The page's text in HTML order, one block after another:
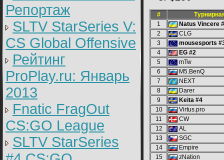
Репортаж
SLTV StarSeries V:
CS Global Offensive
Рейтинг
ProPlay.ru: Январь
2013
Fnatic FragOut
CS:GO League
SLTV StarSeries
#
1
Natus Vincere
2
CLG
3
mousesports
4
EG #2
5
mTw
6
M5.BenQ
7
NEXT
8
Darer
9
Keita #4
10
Virtus.pro
11
CW
12
AL
13
SGC
14
Empire
15
zNation